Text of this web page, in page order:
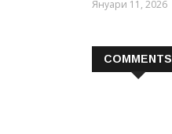
Януари 11, 2026
COMMENTS